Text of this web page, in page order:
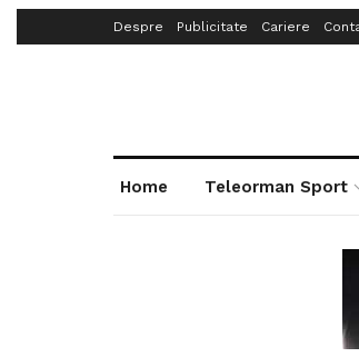
Despre Publicitate Cariere
Home Teleorman Sport